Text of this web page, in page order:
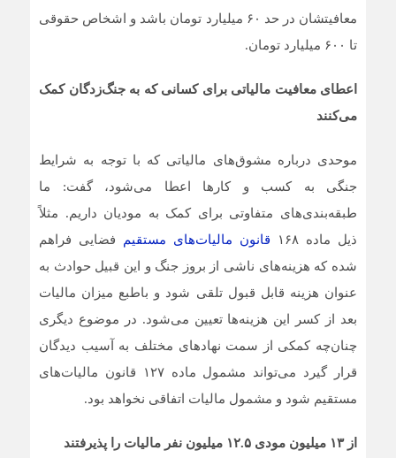
معافیتشان در حد ۶۰ میلیارد تومان باشد و اشخاص حقوقی
تا ۶۰۰ میلیارد تومان.
اعطای معافیت مالیاتی برای کسانی که به جنگ‌زدگان کمک
می‌کنند
موحدی درباره مشوق‌های مالیاتی که با توجه به شرایط
جنگی به کسب و کارها اعطا می‌شود، گفت: ما
طبقه‌بندی‌های متفاوتی برای کمک به مودیان داریم. مثلاً
ذیل ماده ۱۶۸
قانون مالیات‌های مستقیم
فضایی فراهم
شده که هزینه‌های ناشی از بروز جنگ و این قبیل حوادث به
عنوان هزینه قابل قبول تلقی شود و باطبع میزان مالیات
بعد از کسر این هزینه‌ها تعیین می‌شود. در موضوع دیگری
چنان‌چه کمکی از سمت نهادهای مختلف به آسیب دیدگان
قرار گیرد می‌تواند مشمول ماده ۱۲۷ قانون مالیات‌های
مستقیم شود و مشمول مالیات اتفاقی نخواهد بود.
از ۱۳ میلیون مودی ۱۲.۵ میلیون نفر مالیات را پذیرفتند